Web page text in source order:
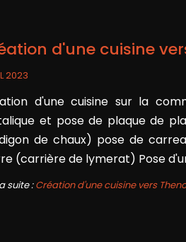
d'une cuisine
2023
d'une cuisine sur la
et pose de plaque de
de chaux) pose de
(carrière de lymerat) Pose
suite :Création d'une cuisine vers